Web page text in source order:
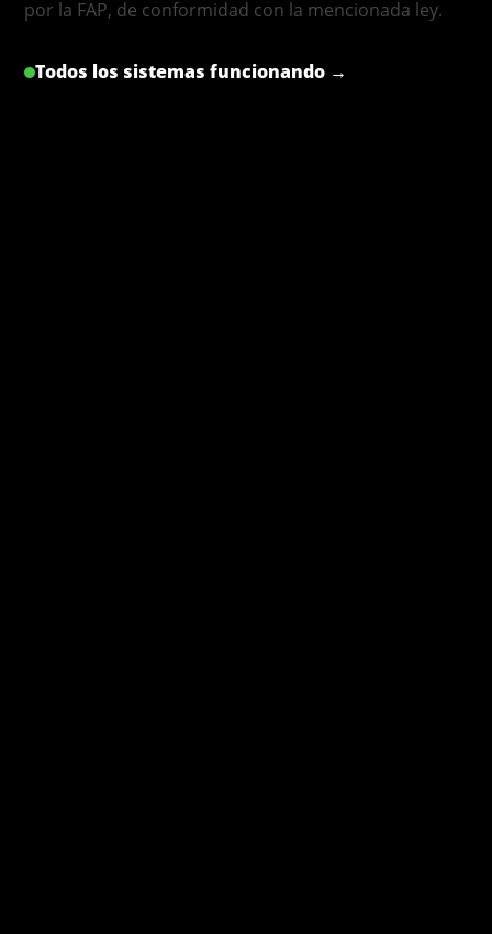
por la FAP, de conformidad con la mencionada ley.
Todos los sistemas funcionando →